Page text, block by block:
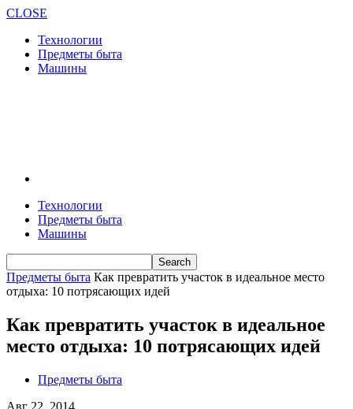
CLOSE
Технологии
Предметы быта
Машины
Технологии
Предметы быта
Машины
Предметы быта Как превратить участок в идеальное место
отдыха: 10 потрясающих идей
Как превратить участок в идеальное
место отдыха: 10 потрясающих идей
Предметы быта
Авг 22, 2014